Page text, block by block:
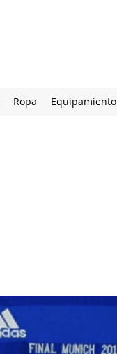
Ropa Equipamiento